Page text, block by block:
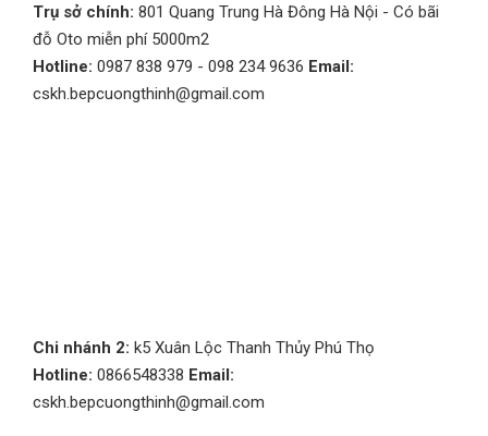
Trụ sở chính: 801 Quang Trung Hà Đông Hà Nội - Có bãi
đỗ Oto miễn phí 5000m2
Hotline: 0987 838 979 - 098 234 9636 Email:
cskh.bepcuongthinh@gmail.com
Chi nhánh 2: k5 Xuân Lộc Thanh Thủy Phú Thọ
Hotline: 0866548338 Email:
cskh.bepcuongthinh@gmail.com